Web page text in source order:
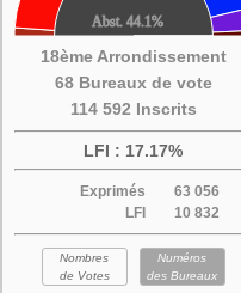
18ème Arrondissement
68 Bureaux de vote
114 592 Inscrits
LFI : 17.17%
Exprimés
63 056
LFI
10 832
Nombres
de Votes
Numéros
des Bureaux